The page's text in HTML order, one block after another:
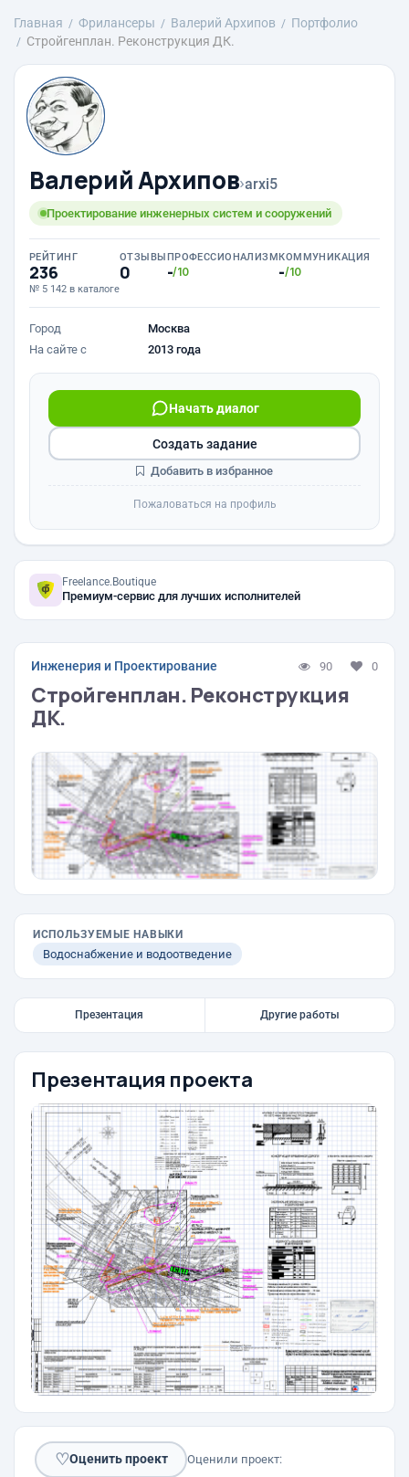
Главная Фрилансеры Валерий Архипов
Портфолио
Стройгенплан. Реконструкция ДК.
Валерий Архипов›arxi5
Проектирование инженерных систем и сооружений
РЕЙТИНГ
236
№ 5 142 в каталоге
ОТЗЫВЫ
0
ПРОФЕССИОНАЛИЗМ
-/10
КОММУНИКАЦИЯ
-/10
Город
Москва
На сайте с
2013 года
Начать диалог
Создать задание
Добавить в избранное
Пожаловаться на профиль
Freelance.Boutique
Премиум-сервис для лучших исполнителей
Инженерия и Проектирование 90 0
Стройгенплан. Реконструкция
ДК.
ИСПОЛЬЗУЕМЫЕ НАВЫКИ
Водоснабжение и водоотведение
Презентация Другие работы
Презентация проекта
♡Оценить проект Оценили проект: